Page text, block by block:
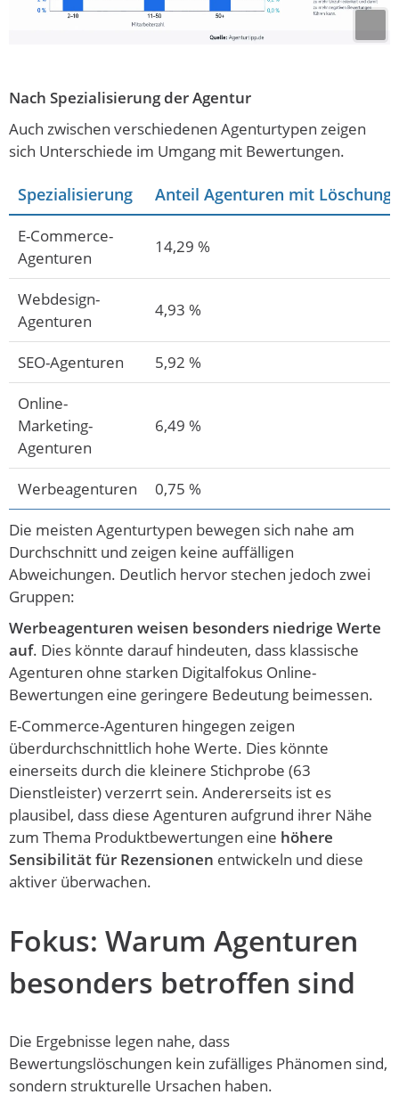
Nach Spezialisierung der Agentur
Auch zwischen verschiedenen Agenturtypen zeigen
sich Unterschiede im Umgang mit Bewertungen.
Spezialisierung Anteil Agenturen mit
E-Commerce-
Agenturen
14,29 %
Webdesign-
Agenturen
4,93 %
SEO-Agenturen
5,92 %
Online-
Marketing-
Agenturen
6,49 %
Werbeagenturen
0,75 %
Die meisten Agenturtypen bewegen sich nahe am
Durchschnitt und zeigen keine auffälligen
Abweichungen. Deutlich hervor stechen jedoch zwei
Gruppen:
Werbeagenturen weisen besonders niedrige Werte
auf. Dies könnte darauf hindeuten, dass klassische
Agenturen ohne starken Digitalfokus Online-
Bewertungen eine geringere Bedeutung beimessen.
E-Commerce-Agenturen hingegen zeigen
überdurchschnittlich hohe Werte. Dies könnte
einerseits durch die kleinere Stichprobe (63
Dienstleister) verzerrt sein. Andererseits ist es
plausibel, dass diese Agenturen aufgrund ihrer Nähe
zum Thema Produktbewertungen eine höhere
Sensibilität für Rezensionen entwickeln und diese
aktiver überwachen.
Fokus: Warum Agenturen
besonders betroffen sind
Die Ergebnisse legen nahe, dass
Bewertungslöschungen kein zufälliges Phänomen sind,
sondern strukturelle Ursachen haben.